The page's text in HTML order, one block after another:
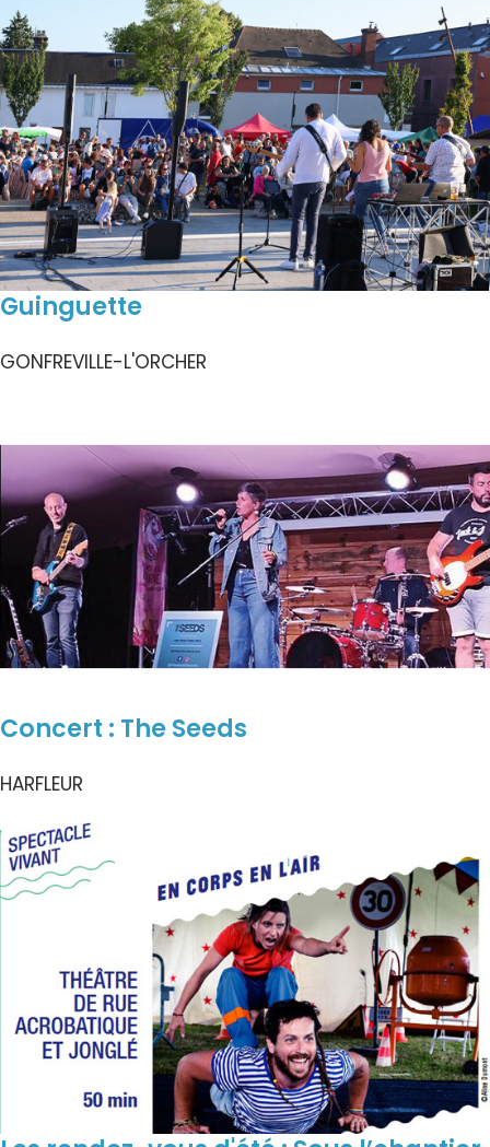
Guinguette
GONFREVILLE-L'ORCHER
Concert : The Seeds
HARFLEUR